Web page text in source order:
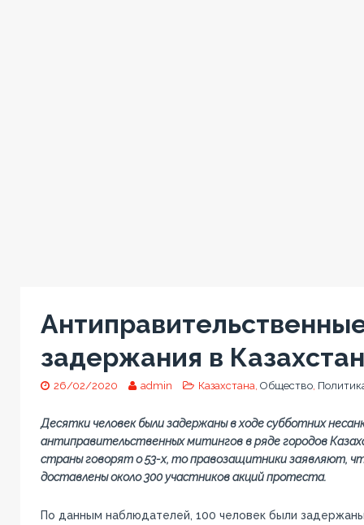
задержания в
26/02/2020 admin Казахстана, Общество,
Десятки человек были задержаны в ходе субботних
антиправительственных митингов в ряде городов
страны говорят о 53-х, то правозащитники заявляют,
доставлены около 300 участников акций протеста.
По данным наблюдателей, 100 человек были